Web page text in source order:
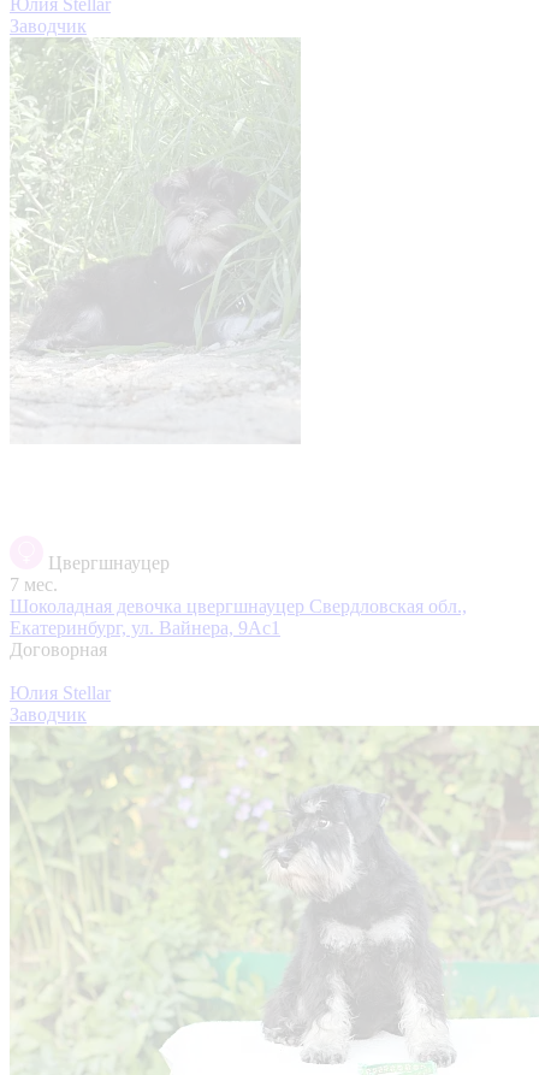
Заводчик
Цвергшнауцер
7 мес.
Шоколадная девочка цвергшнауцер Свердловская обл.,
Екатеринбург, ул. Вайнера, 9Ас1
Договорная
Юлия Stellar
Заводчик